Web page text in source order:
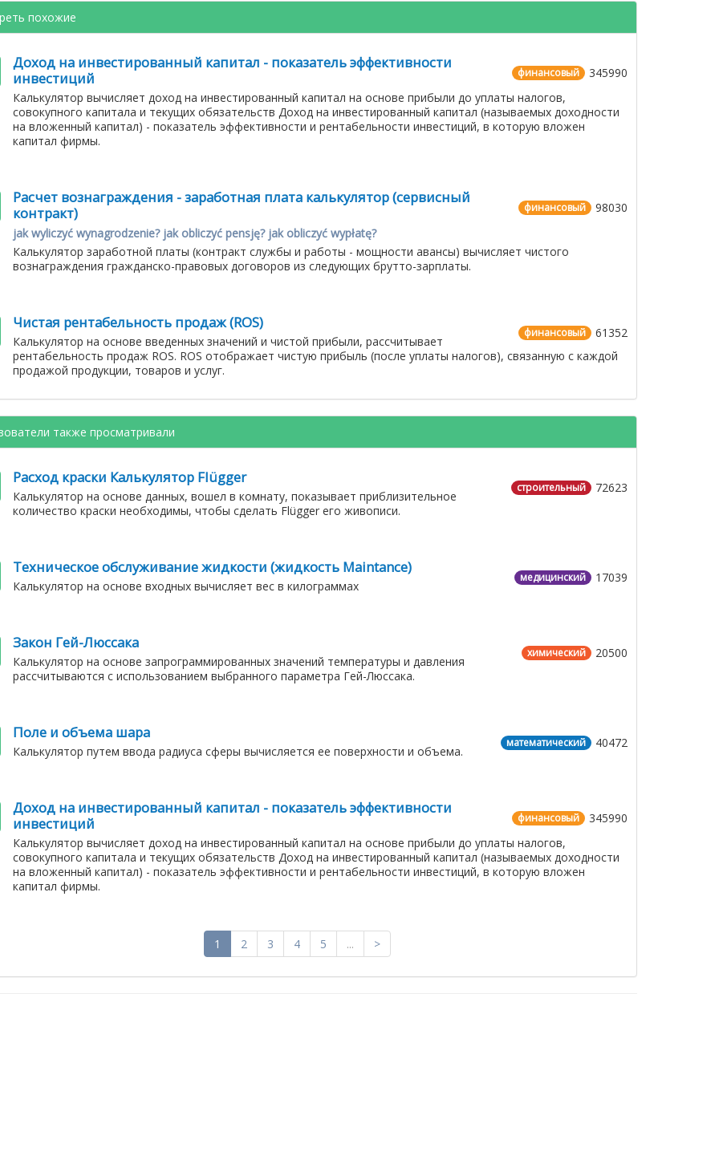
похожие
345990
финансовый
Доход на инвестированный капитал - показатель эффективности
инвестиций
Калькулятор вычисляет доход на инвестированный капитал на основе прибыли до уплаты налогов,
совокупного капитала и текущих обязательств Доход на инвестированный капитал (называемых доходности
на вложенный капитал) - показатель эффективности и рентабельности инвестиций, в которую вложен
капитал фирмы.
98030
финансовый
Расчет вознаграждения - заработная плата калькулятор (сервисный
контракт)
jak wyliczyć wynagrodzenie? jak obliczyć pensję? jak obliczyć wypłatę?
Калькулятор заработной платы (контракт службы и работы - мощности авансы) вычисляет чистого
вознаграждения гражданско-правовых договоров из следующих брутто-зарплаты.
61352
финансовый
Чистая рентабельность продаж (ROS)
Калькулятор на основе введенных значений и чистой прибыли, рассчитывает
рентабельность продаж ROS. ROS отображает чистую прибыль (после уплаты налогов), связанную с каждой
продажой продукции, товаров и услуг.
также просматривали
72623
строительный
Расход краски Калькулятор Flügger
Калькулятор на основе данных, вошел в комнату, показывает приблизительное
количество краски необходимы, чтобы сделать Flügger его живописи.
17039
медицинский
Техническое обслуживание жидкости (жидкость Maintance)
Калькулятор на основе входных вычисляет вес в килограммах
20500
химический
Закон Гей-Люссака
Калькулятор на основе запрограммированных значений температуры и давления
рассчитываются с использованием выбранного параметра Гей-Люссака.
40472
математический
Поле и объема шара
Калькулятор путем ввода радиуса сферы вычисляется ее поверхности и объема.
345990
финансовый
Доход на инвестированный капитал - показатель эффективности
инвестиций
Калькулятор вычисляет доход на инвестированный капитал на основе прибыли до уплаты налогов,
совокупного капитала и текущих обязательств Доход на инвестированный капитал (называемых доходности
на вложенный капитал) - показатель эффективности и рентабельности инвестиций, в которую вложен
капитал фирмы.
1 2 3 4 5 ... >